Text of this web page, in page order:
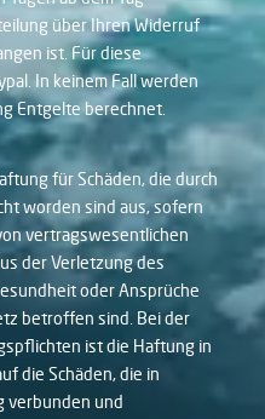
über Ihren Widerruf
ist. Für diese
In keinem Fall werden
Entgelte berechnet.
für Schäden, die durch
worden sind aus, sofern
vertragswesentlichen
der Verletzung des
oder Ansprüche
betroffen sind. Bei der
ist die Haftung in
die Schäden, die in
verbunden und